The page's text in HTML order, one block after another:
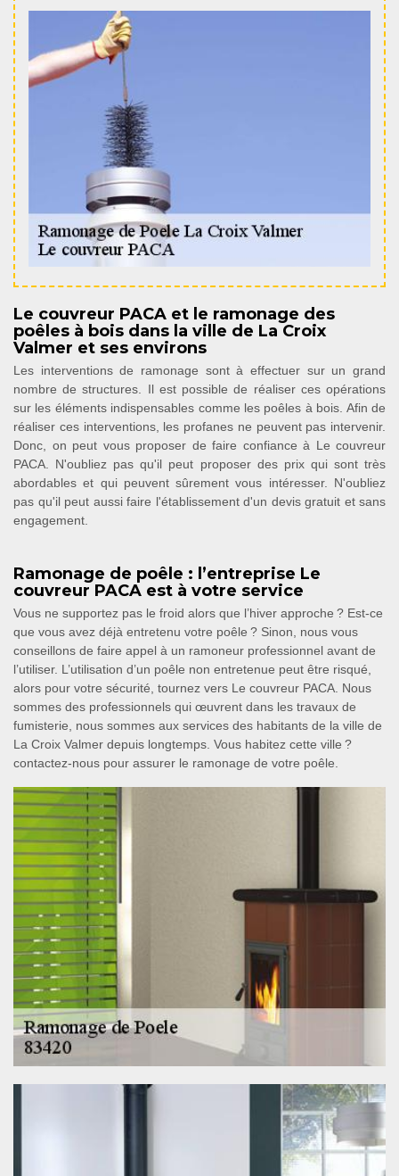
Le couvreur PACA et le ramonage des
poêles à bois dans la ville de La Croix
Valmer et ses environs
Les interventions de ramonage sont à effectuer sur un grand
nombre de structures. Il est possible de réaliser ces opérations
sur les éléments indispensables comme les poêles à bois. Afin de
réaliser ces interventions, les profanes ne peuvent pas intervenir.
Donc, on peut vous proposer de faire confiance à Le couvreur
PACA. N'oubliez pas qu'il peut proposer des prix qui sont très
abordables et qui peuvent sûrement vous intéresser. N'oubliez
pas qu'il peut aussi faire l'établissement d'un devis gratuit et sans
engagement.
Ramonage de poêle : l’entreprise Le
couvreur PACA est à votre service
Vous ne supportez pas le froid alors que l’hiver approche ? Est-ce
que vous avez déjà entretenu votre poêle ? Sinon, nous vous
conseillons de faire appel à un ramoneur professionnel avant de
l’utiliser. L’utilisation d’un poêle non entretenue peut être risqué,
alors pour votre sécurité, tournez vers Le couvreur PACA. Nous
sommes des professionnels qui œuvrent dans les travaux de
fumisterie, nous sommes aux services des habitants de la ville de
La Croix Valmer depuis longtemps. Vous habitez cette ville ?
contactez-nous pour assurer le ramonage de votre poêle.